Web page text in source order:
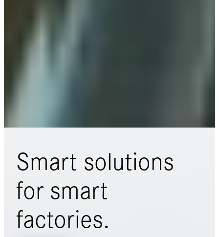
Smart solutions
for smart
factories.